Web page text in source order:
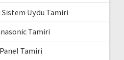
Uydu Tamiri
Tamiri
Tamiri